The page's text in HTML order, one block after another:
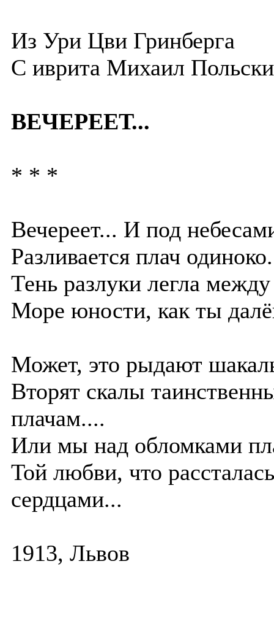
Из Ури Цви Гринберга
С иврита Михаил
ВЕЧЕРЕЕТ...
* * *
Вечереет... И под
Разливается плач одиноко.
Тень разлуки легла
Море юности, как ты
Может, это рыдают
Вторят скалы
плачам....
Или мы над обломками
Той любви, что
сердцами...
1913, Львов